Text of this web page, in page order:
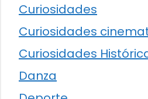
Curiosidades
Curiosidades
Curiosidades
Danza